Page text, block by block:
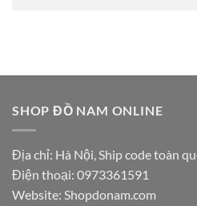
SHOP ĐỒ NAM ONLINE
Địa chỉ: Hà Nội, Ship code toàn
Điện thoại: 0973361591
Website: Shopdonam.com